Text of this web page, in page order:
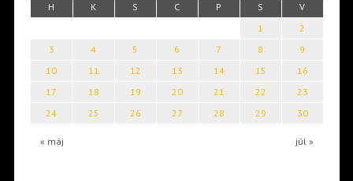
H K S C P S V
« máj júl »
1
2
3
4 5 6 7 8
9
10
11 12 13 14 15
16
17
18 19 20 21 22
23
24
25 26 27 28 29 30